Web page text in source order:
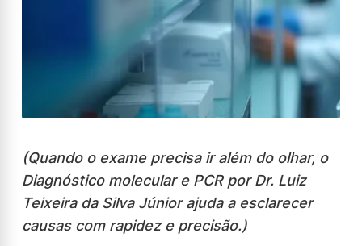
(Quando o exame precisa ir além do olhar, o
Diagnóstico molecular e PCR por Dr. Luiz
Teixeira da Silva Júnior ajuda a esclarecer
causas com rapidez e precisão.)